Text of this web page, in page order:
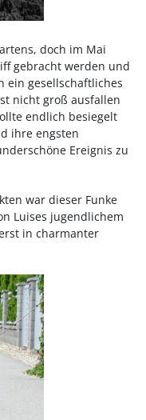
doch im Mai
gebracht werden und
ein gesellschaftliches
nicht groß ausfallen
endlich besiegelt
ihre engsten
Ereignis zu
war dieser Funke
Luises jugendlichem
in charmanter